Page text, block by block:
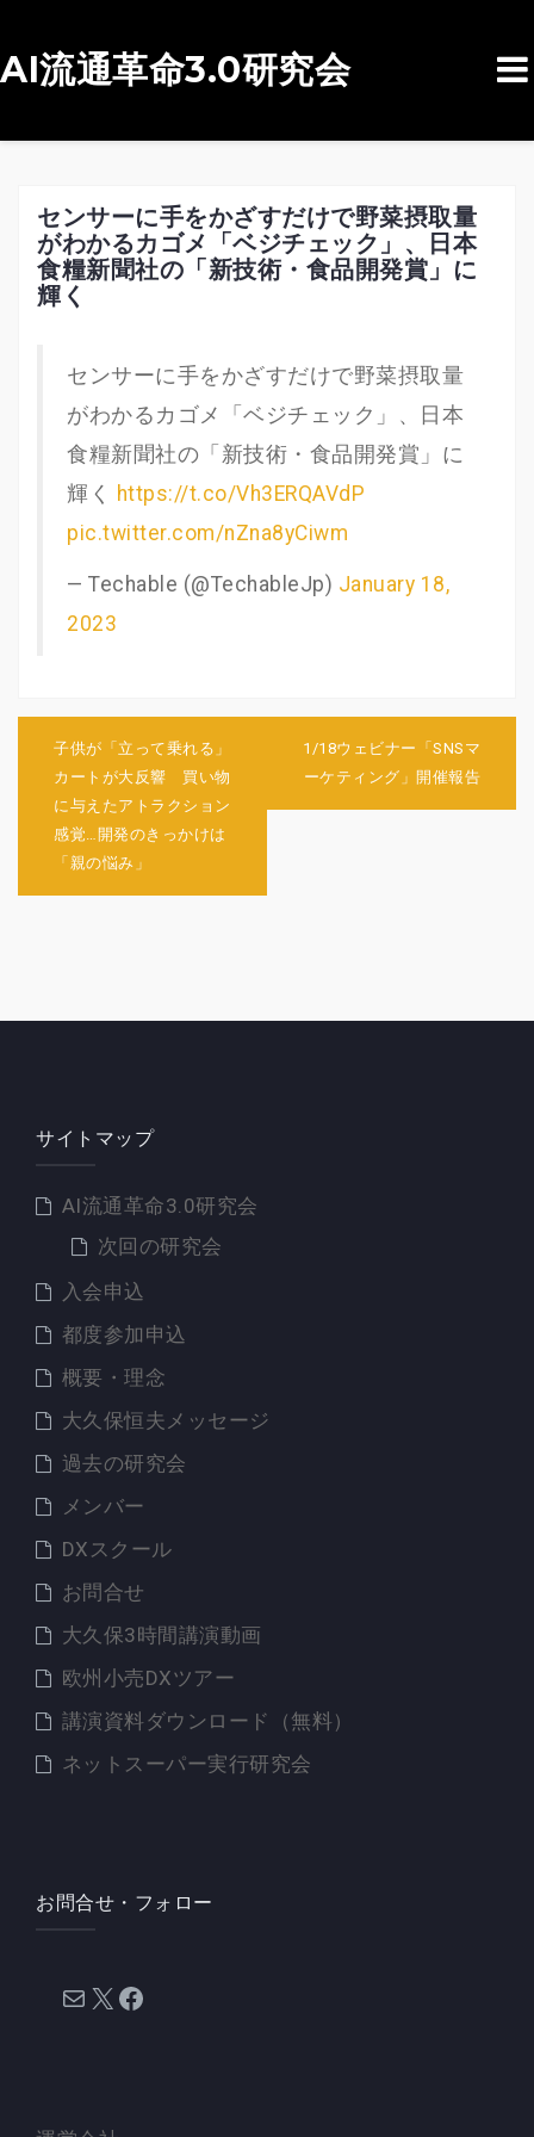
コ
AI流通革命3.0研究会
センサーに手をかざすだけで野菜摂取量
がわかるカゴメ「ベジチェック」、日本
食糧新聞社の「新技術・食品開発賞」に
輝く
センサーに手をかざすだけで野菜摂取量
がわかるカゴメ「ベジチェック」、日本
食糧新聞社の「新技術・食品開発賞」に
輝く
https://t.co/Vh3ERQAVdP
pic.twitter.com/nZna8yCiwm
— Techable (@TechableJp) January 18,
2023
子供が「立って乗れる」
カートが大反響 買い物
に与えたアトラクション
感覚…開発のきっかけは
「親の悩み」
1/18ウェビナー「SNSマ
ーケティング」開催報告
サイトマップ
AI流通革命3.0研究会
次回の研究会
入会申込
都度参加申込
概要・理念
大久保恒夫メッセージ
過去の研究会
メンバー
DXスクール
お問合せ
大久保3時間講演動画
欧州小売DXツアー
講演資料ダウンロード（無料）
ネットスーパー実行研究会
お問合せ・フォロー
メール X Facebook